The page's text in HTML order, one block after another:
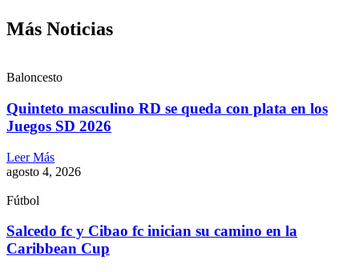
Más Noticias
Baloncesto
Quinteto masculino RD se queda con plata en los
Juegos SD 2026
Leer Más
agosto 4, 2026
Fútbol
Salcedo fc y Cibao fc inician su camino en la
Caribbean Cup